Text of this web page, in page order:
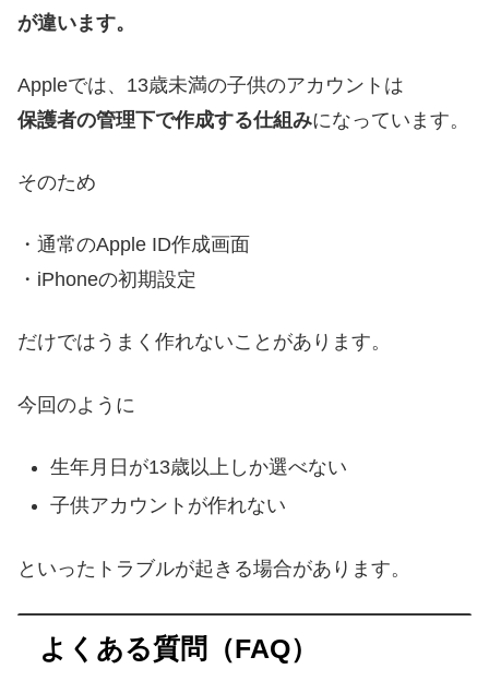
が違います。
Appleでは、13歳未満の子供のアカウントは
保護者の管理下で作成する仕組みになっています。
そのため
・通常のApple ID作成画面
・iPhoneの初期設定
だけではうまく作れないことがあります。
今回のように
生年月日が13歳以上しか選べない
子供アカウントが作れない
といったトラブルが起きる場合があります。
よくある質問（FAQ）